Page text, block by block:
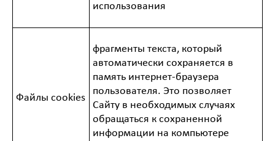
использования
Файлы cookies
фрагменты текста, который
автоматически сохраняется в
память интернет-браузера
пользователя. Это позволяет
Сайту в необходимых случаях
обращаться к сохраненной
информации на компьютере